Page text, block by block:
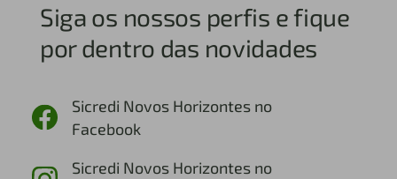
Siga os nossos perfis e fique
por dentro das novidades
Sicredi Novos Horizontes no
Facebook
Sicredi Novos Horizontes no